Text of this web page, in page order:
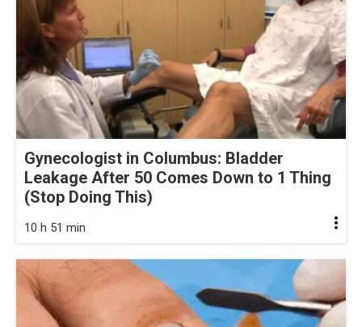
Gynecologist in Columbus: Bladder
Leakage After 50 Comes Down to 1 Thing
(Stop Doing This)
10 h 51 min